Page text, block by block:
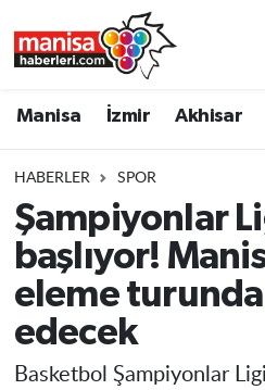
Manisa İzmir Akhisar
HABERLER SPOR
Şampiyonlar
başlıyor!
eleme
edecek
Basketbol Şampiyonlar
Turgutlu
Salihli
Manisa Nöbetçi Eczaneler
Manisa Trafik Yoğunluk
Süper Lig Puan Durumu